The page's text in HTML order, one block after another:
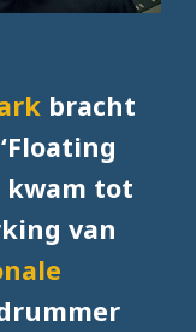
bracht
kwam tot
van